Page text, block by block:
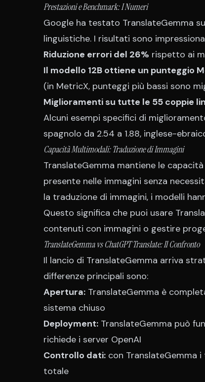
Prestazioni e Benchmark: I Numeri
Google ha testato TranslateGemma
linguistiche. I risultati sono
Riduzione errori del 26% rispetto ai
Il modello 12B ottiene un punteggio
(in MetricX, punteggi più bassi sono
Miglioramenti su tutte le 55 coppie
Alcuni esempi specifici di
spagnolo da 2.54 a 1.88, inglese-
Capacità Multimodali: Traduzione di Immagini
TranslateGemma mantiene le
presente nelle immagini senza
la traduzione di immagini, i modelli
Questo significa che puoi usare
contenuti con immagini o gestire
TranslateGemma vs ChatGPT Translate: Il Confronto
Il lancio di TranslateGemma arriva
differenze principali sono:
Apertura: TranslateGemma è
sistema chiuso
Deployment: TranslateGemma può
richiede i server OpenAI
Controllo dati: con TranslateGemma
totale